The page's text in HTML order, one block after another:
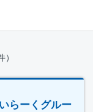
らーくグルー